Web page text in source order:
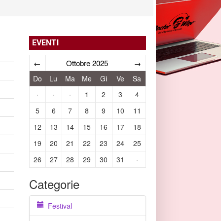
EVENTI
← Ottobre 2025 →
Do Lu Ma Me Gi Ve
Sa
·
· · 1 2 3
4
5
6 7 8 9 10
11
12
13 14 15 16 17
18
19
20 21 22 23 24
25
26
27 28 29 30 31 ·
Categorie
Festival